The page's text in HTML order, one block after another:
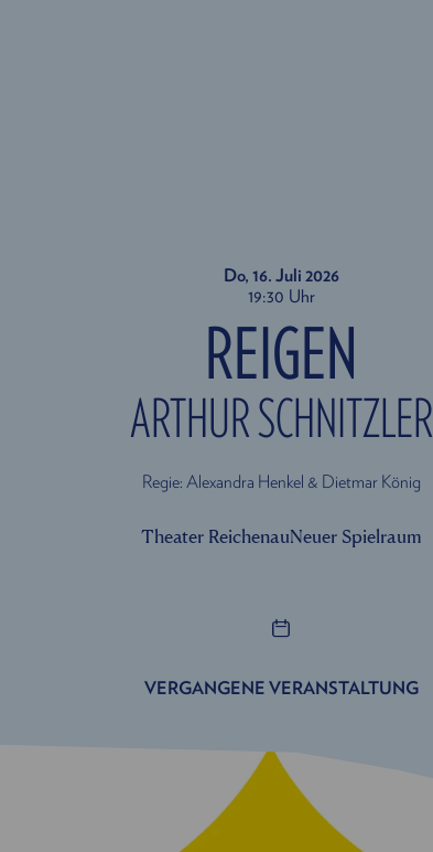
Do, 16. Juli 2026
19:30 Uhr
REIGEN
ARTHUR SCHNITZLER
Regie: Alexandra Henkel & Dietmar König
Theater ReichenauNeuer Spielraum
VERGANGENE VERANSTALTUNG